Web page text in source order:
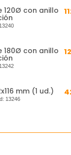
120Ø con anillo
13240
180Ø con anillo
13242
mm (1 ud.)
13246